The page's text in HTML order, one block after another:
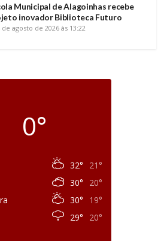
Municipal de Alagoinhas recebe
inovador Biblioteca Futuro
de agosto de 2026 às 13:22
0°
32°
21°
30°
20°
30°
19°
29° 20°